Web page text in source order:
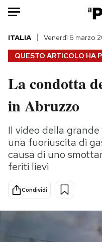
HOME
Italia
Politica
Tecnologia
Internet
Scienza
Cultura
Economia
QUESTO ARTICOLO HA
ITALIA Venerdì 6 marzo
La condotta
in Abruzzo
Il video della
una fuoriuscita di
causa di uno
feriti lievi
Condividi